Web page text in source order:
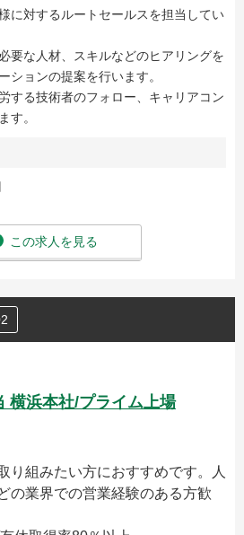
に対するルートセールスを担当してい
要な人材、スキルなどのヒアリングを
ションの提案を行います。
する技術者のフォロー、キャリアコン
す。
この求人を見る
横浜本社/プライム上場
り組みたい方におすすめです。人
の業界での営業経験のある方歓